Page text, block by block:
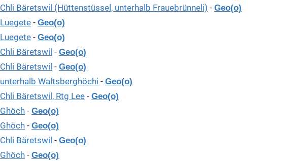
Chli Bäretswil (Hüttenstüssel, unterhalb Frauebrünneli) - Geo(o)
Luegete - Geo(o)
Luegete - Geo(o)
Chli Bäretswil - Geo(o)
Chli Bäretswil - Geo(o)
unterhalb Waltsberghöchi - Geo(o)
Chli Bäretswil, Rtg Lee - Geo(o)
Ghöch - Geo(o)
Ghöch - Geo(o)
Chli Bäretswil - Geo(o)
Ghöch - Geo(o)